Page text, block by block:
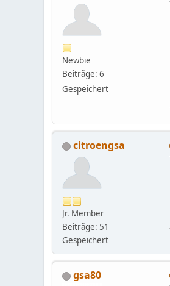
Newbie
Beiträge: 6
Gespeichert
citroengsa
Jr. Member
Beiträge: 51
Gespeichert
gsa80